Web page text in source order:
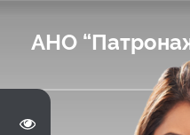
АНО